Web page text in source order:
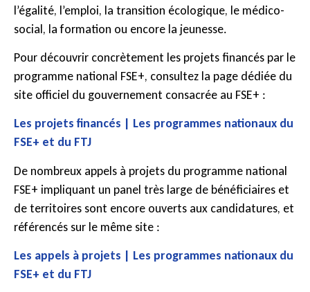
l’égalité, l’emploi, la transition écologique, le médico-
social, la formation ou encore la jeunesse.
Pour découvrir concrètement les projets financés par le
programme national FSE+, consultez la page dédiée du
site officiel du gouvernement consacrée au FSE+ :
Les projets financés | Les programmes nationaux du
FSE+ et du FTJ
De nombreux appels à projets du programme national
FSE+ impliquant un panel très large de bénéficiaires et
de territoires sont encore ouverts aux candidatures, et
référencés sur le même site :
Les appels à projets | Les programmes nationaux du
FSE+ et du FTJ